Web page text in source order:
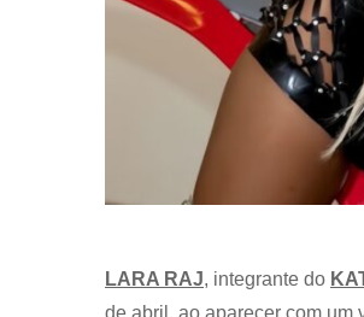
LARA RAJ, integrante do